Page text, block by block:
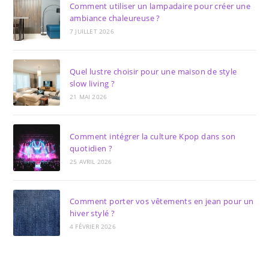
Comment utiliser un lampadaire pour créer une
ambiance chaleureuse ?
7 JUILLET 2026
Quel lustre choisir pour une maison de style
slow living ?
21 MAI 2026
Comment intégrer la culture Kpop dans son
quotidien ?
25 AVRIL 2026
Comment porter vos vêtements en jean pour un
hiver stylé ?
4 FÉVRIER 2026